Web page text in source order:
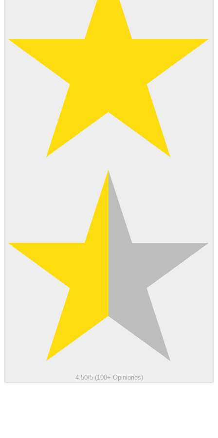
4.50/5 (100+ Opiniones)